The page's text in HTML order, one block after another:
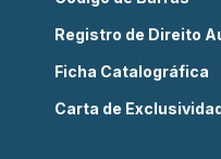
Registro de Direito
Ficha Catalográfica
Carta de